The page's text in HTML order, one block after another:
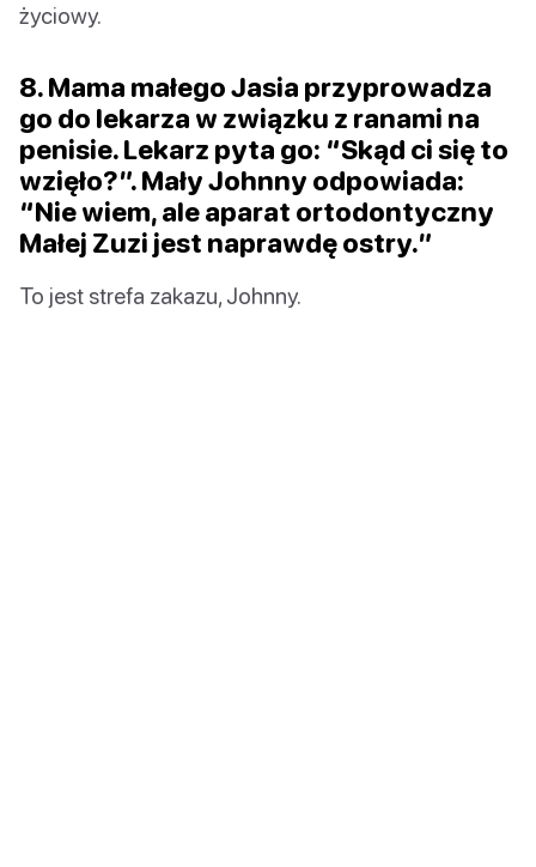
życiowy.
8. Mama małego Jasia przyprowadza
go do lekarza w związku z ranami na
penisie. Lekarz pyta go: “Skąd ci się to
wzięło?”. Mały Johnny odpowiada:
“Nie wiem, ale aparat ortodontyczny
Małej Zuzi jest naprawdę ostry.”
To jest strefa zakazu, Johnny.